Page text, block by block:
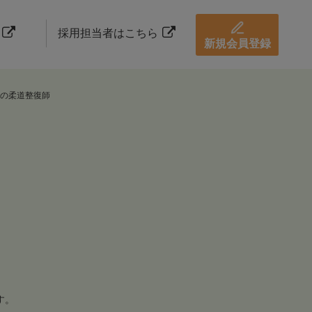
採用担当者はこちら
新規会員登録
柔道整復師